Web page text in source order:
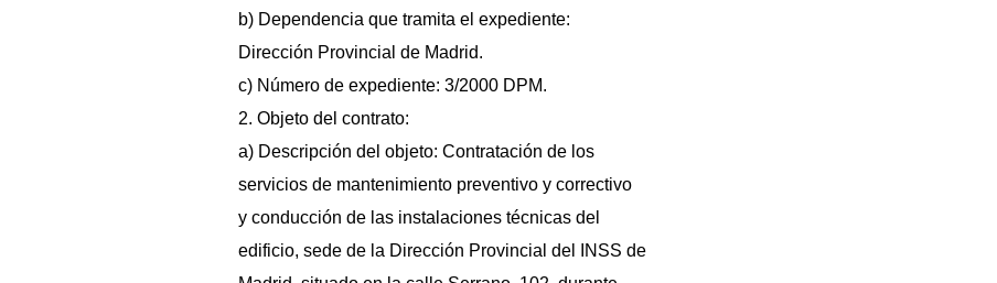
b) Dependencia que tramita el expediente:
Dirección Provincial de Madrid.
c) Número de expediente: 3/2000 DPM.
2. Objeto del contrato:
a) Descripción del objeto: Contratación de los
servicios de mantenimiento preventivo y correctivo
y conducción de las instalaciones técnicas del
edificio, sede de la Dirección Provincial del INSS de